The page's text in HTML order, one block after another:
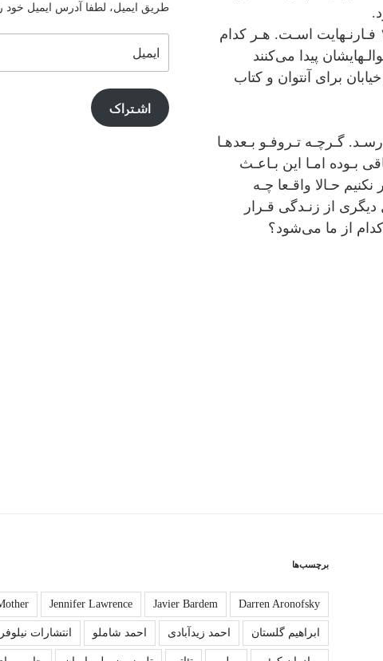
آﻧـﺘﻮان ﭼـﻬﺎرﺻـﺪ ﺿـﺮﺑـﻪ ﺷـﺒﯿﻪ ﻣـﺎﻧـﺘﺎگِ ۱۵۴ ﻓـﺎرﻧـﻬﺎﯾﺖ اﺳـﺖ. ﻫـﺮ ﮐﺪام
ﭘﯿﺪا ﻣﯽﮐﻨﻨﺪ
ﺑﺮای آﻧﺘﻮان و ﮐﺘﺎب
ﮔـﺮﭼـﻪ ﺗـﺮوﻓـﻮ ﺑـﻌﺪﻫـﺎ
ﺑـﻮده اﻣـﺎ اﯾﻦ ﺑـﺎﻋـﺚ
ﺣـﺎﻻ واﻗـﻌﺎ ﭼـﻪ
از زﻧـﺪﮔﯽ ﻗـﺮار
از ﻣﺎ ﻣﯽﺷﻮد؟
طریق ایمیل، لطفا آدرس ایمیل خود را
اشتراک
برچسب‌ها
Darren Aronofsky
Javier Bardem
Jennifer Lawrence
ابراهیم گلستان احمد زیدآبادی احمد شاملو انتشارات نیلوفر